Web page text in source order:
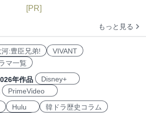
[PR]
もっと見る
河:豊臣兄弟!
VIVANT
マ一覧
年作品
Disney+
PrimeVideo
Hulu
韓ドラ歴史コラム